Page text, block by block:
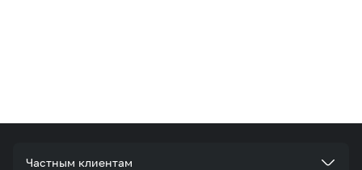
Частным клиентам